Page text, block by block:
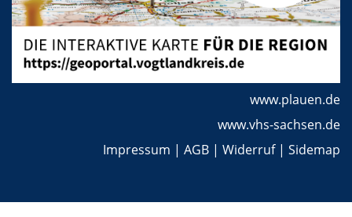
www.plauen.de
www.vhs-sachsen.de
Impressum | AGB | Widerruf| Sidemap